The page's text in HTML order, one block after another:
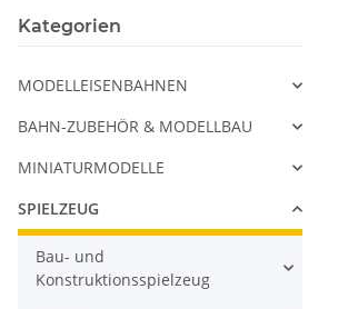
Kategorien
MODELLEISENBAHNEN
BAHN-ZUBEHÖR & MODELLBAU
MINIATURMODELLE
SPIELZEUG
Bau- und
Konstruktionsspielzeug